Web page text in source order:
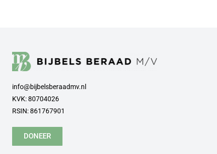
info@bijbelsberaadmv.nl
KVK: 80704026
RSIN: 861767901
DONEER